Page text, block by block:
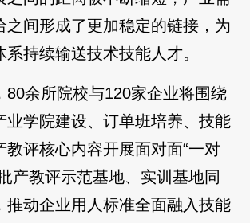
之间形成了更加稳定的链接，为
持续输送技术技能人才。
80余所院校与120家企业将围绕
业学院建设、订单班培养、技能
教评核心内容开展面对面“一对
产教评示范基地、实训基地同
推动企业用人标准全面融入技能